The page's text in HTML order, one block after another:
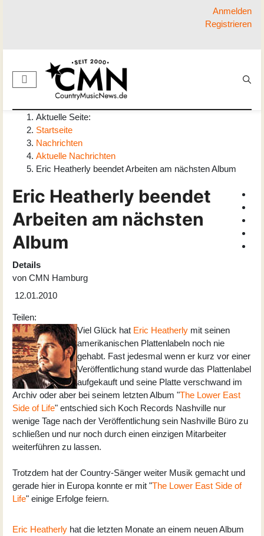
Anmelden
Registrieren
Aktuelle Seite:
Startseite
Nachrichten
Aktuelle Nachrichten
Eric Heatherly beendet Arbeiten am nächsten Album
Eric Heatherly beendet
Arbeiten am nächsten
Album
Details
von CMN Hamburg
12.01.2010
Teilen:
Viel Glück hat Eric Heatherly mit seinen
amerikanischen Plattenlabeln noch nie
gehabt. Fast jedesmal wenn er kurz vor einer
Veröffentlichung stand wurde das Plattenlabel
aufgekauft und seine Platte verschwand im
Archiv oder aber bei seinem letzten Album "The Lower East
Side of Life" entschied sich Koch Records Nashville nur
wenige Tage nach der Veröffentlichung sein Nashville Büro zu
schließen und nur noch durch einen einzigen Mitarbeiter
weiterführen zu lassen.
Trotzdem hat der Country-Sänger weiter Musik gemacht und
gerade hier in Europa konnte er mit "The Lower East Side of
Life" einige Erfolge feiern.
Eric Heatherly hat die letzten Monate an einem neuen Album